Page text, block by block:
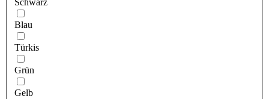
Schwarz
Blau
Türkis
Grün
Gelb